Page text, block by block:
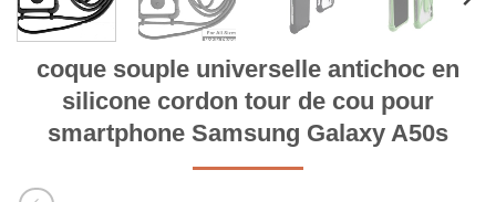
coque souple universelle antichoc en
silicone cordon tour de cou pour
smartphone Samsung Galaxy A50s